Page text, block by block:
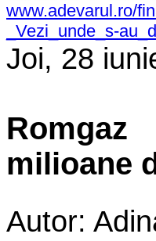
www.adevarul.ro/
_Vezi_unde_s-
Joi, 28
milioane
Autor: